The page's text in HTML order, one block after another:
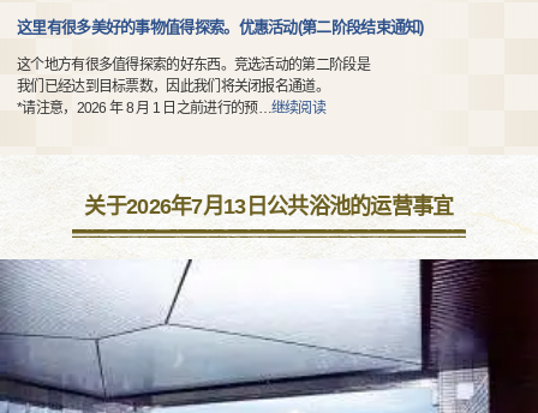
这里有很多美好的事物值得探索。优惠活动(第二阶段结束通知)
这个地方有很多值得探索的好东西。竞选活动的第二阶段是
我们已经达到目标票数，因此我们将关闭报名通道。
*请注意，2026 年 8 月 1 日之前进行的预…继续阅读
关于2026年7月13日公共浴池的运营事宜